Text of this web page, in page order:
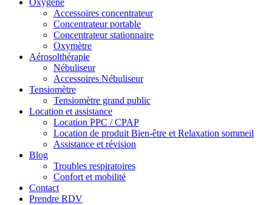
Oxygène
Accessoires concentrateur
Concentrateur portable
Concentrateur stationnaire
Oxymètre
Aérosolthérapie
Nébuliseur
Accessoires Nébuliseur
Tensiomètre
Tensiomètre grand public
Location et assistance
Location PPC / CPAP
Location de produit Bien-être et Relaxation sommeil
Assistance et révision
Blog
Troubles respiratoires
Confort et mobilité
Contact
Prendre RDV